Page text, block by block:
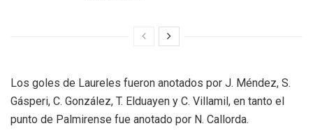
Los goles de Laureles fueron anotados por J. Méndez, S.
Gásperi, C. González, T. Elduayen y C. Villamil, en tanto el
punto de Palmirense fue anotado por N. Callorda.